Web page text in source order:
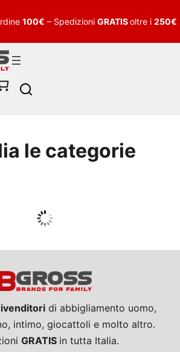
100€ – Spedizioni GRATISoltre i 250€
h
le categorie
Guarda tutto
di abbigliamento uomo,
intimo, giocattoli e molto altro.
GRATIS in tutta Italia.